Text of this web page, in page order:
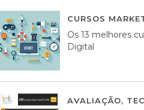
CURSOS
Os 13 melhores
Digital
AVALIAÇÃO,